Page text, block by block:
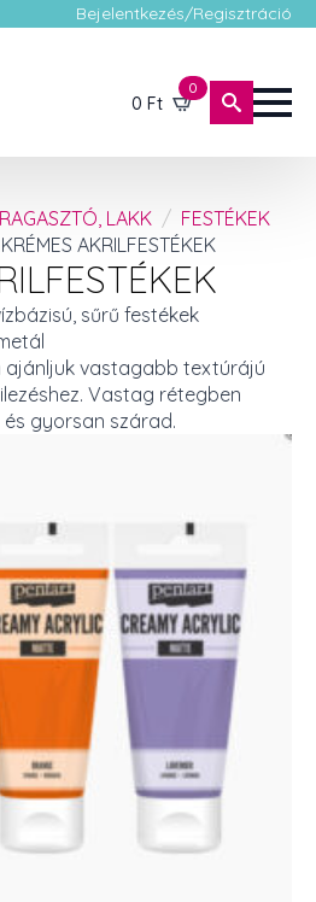
Bejelentkezés/Regisztráció
0 Ft
0
LAKK
FESTÉKEK
KRÉMES AKRILFESTÉKEK
sűrű festékek
ajánljuk vastagabb textúrájú
Vastag rétegben
gyorsan szárad.